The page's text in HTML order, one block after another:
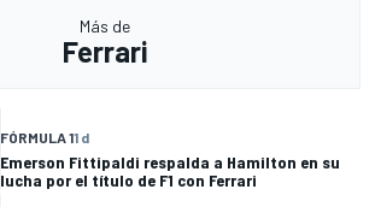
Más de
Ferrari
FÓRMULA 11 d
Emerson Fittipaldi respalda a Hamilton en su
lucha por el título de F1 con Ferrari